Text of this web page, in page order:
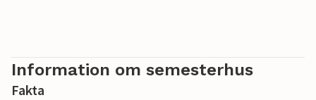
Information om semesterhus
Fakta